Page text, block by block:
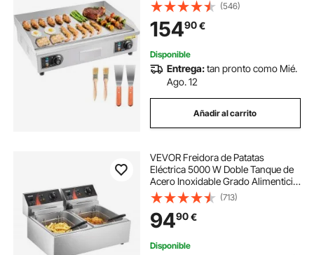
con Superficie Plana, 4
Almohadillas para los Pies, para
Carne (Sin Enchufe)
(546)
15490€
Disponible
Entrega:tan pronto como Mié.
Ago. 12
Añadir al carrito
VEVOR Freidora de Patatas
Eléctrica 5000 W Doble Tanque de
Acero Inoxidable Grado Alimenticio
con Control de Temperatura
Ajustable Freidora de Doble Chip
Fácil de Limpiar con Cesta Doble y
Tapa
(713)
9490€
Disponible